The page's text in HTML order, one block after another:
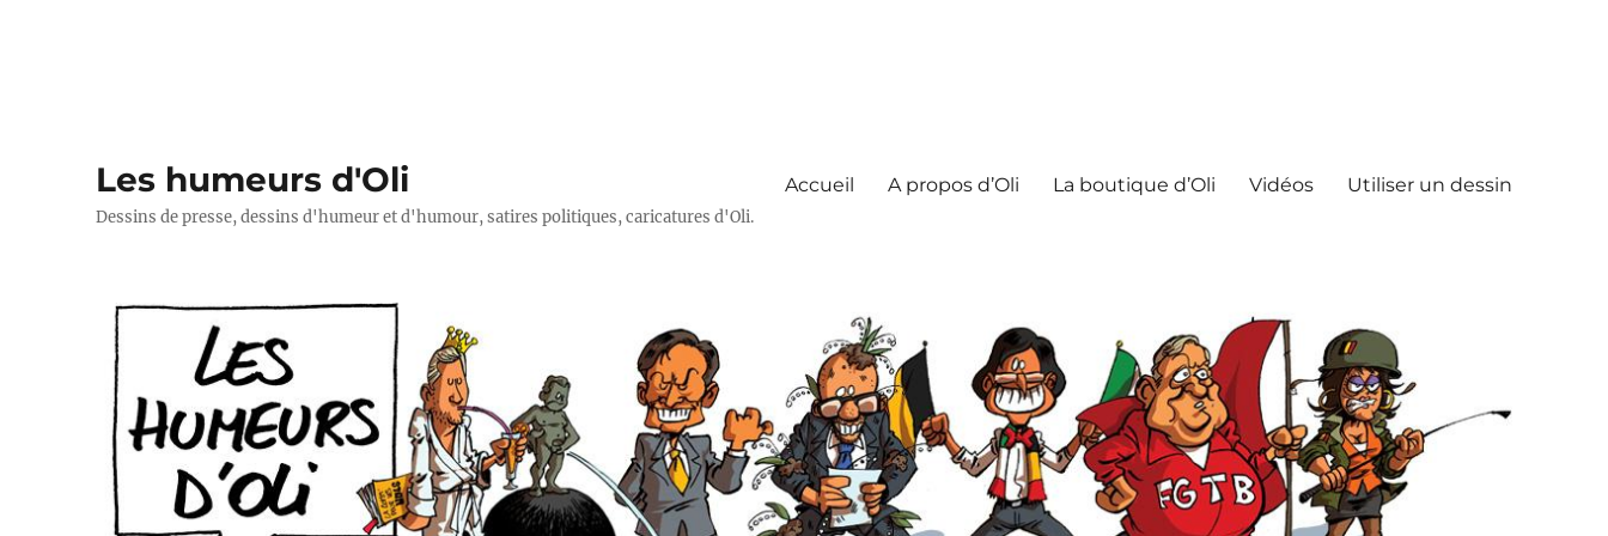
Les humeurs d'Oli
Dessins de presse, dessins d'humeur et d'humour, satires politiques, caricatures d'Oli.
Accueil A propos d’Oli La boutique d’Oli Vidéos Utiliser un dessin